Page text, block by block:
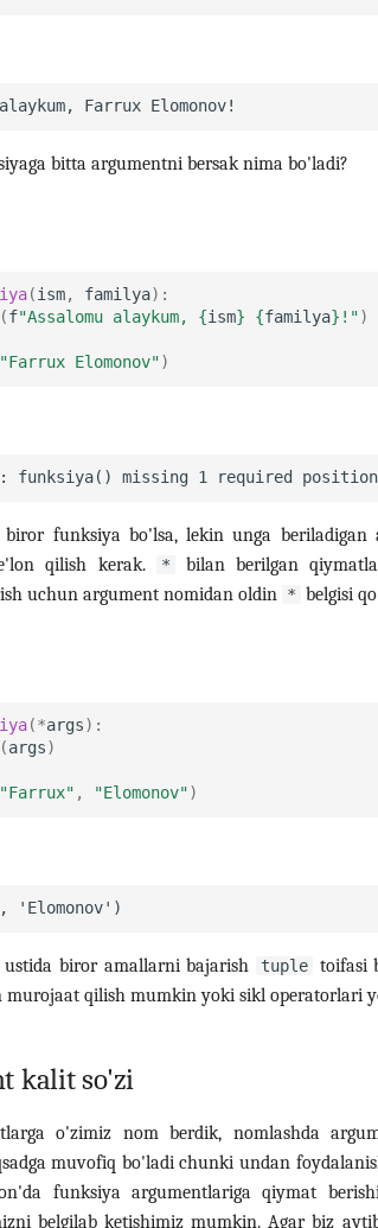
bitta argumentni bersak nima bo'ladi?
(ism, familya):
(f"Assalomu alaykum, {ism} {familya} !")
"Farrux Elomonov")
biror funksiya bo'lsa, lekin unga beriladigan
qilish kerak.
* bilan berilgan
uchun argument nomidan oldin
* belgisi
(*args):
(args)
"Farrux" , "Elomonov")
biror amallarni bajarish tuple toifasi
murojaat qilish mumkin yoki sikl operatorlari
kalit so'zi
o'zimiz nom berdik, nomlashda
muvofiq bo'ladi chunki undan
funksiya argumentlariga qiymat
belgilab ketishimiz mumkin. Agar biz